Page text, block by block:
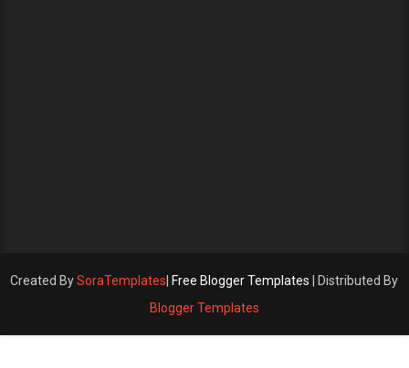
Created BySoraTemplates Free Blogger Templates | Distributed By
Blogger Templates